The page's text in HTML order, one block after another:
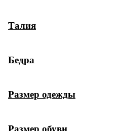
Талия
Бедра
Размер одежды
Размер обуви